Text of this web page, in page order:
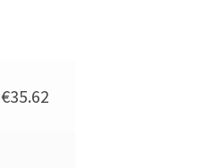
€35.62